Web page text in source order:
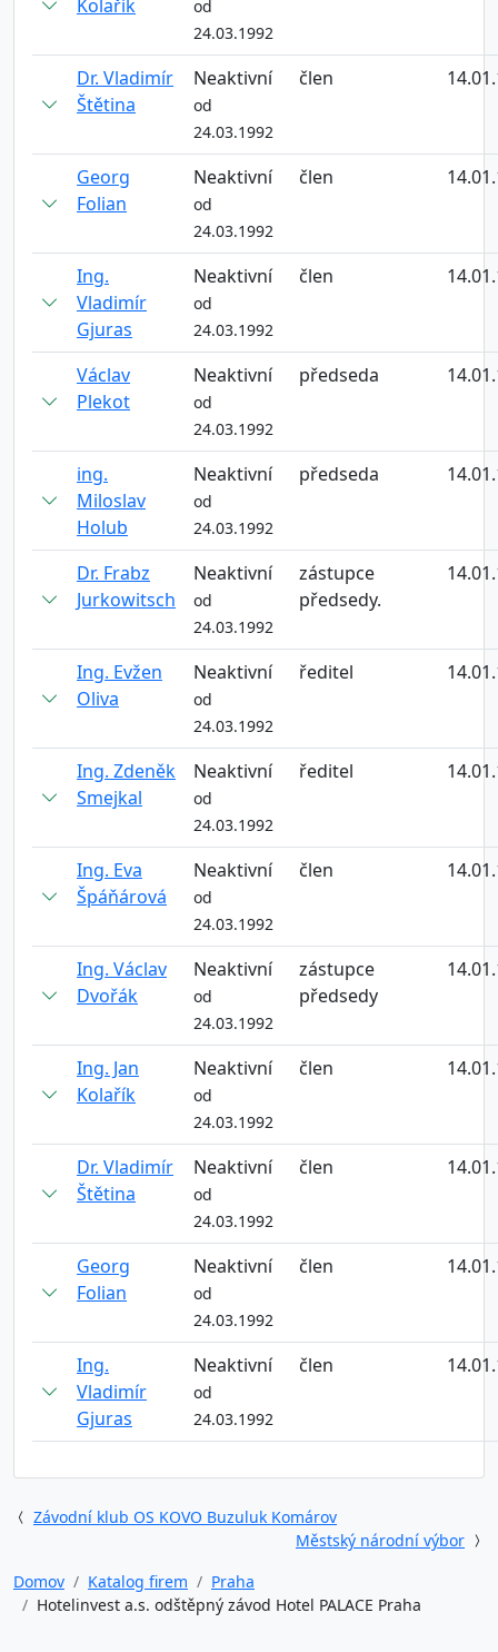
Kolařík
od
24.03.1992
Dr. Vladimír
Štětina
Neaktivní
od
24.03.1992
člen
Georg
Folian
Neaktivní
od
24.03.1992
člen
Ing.
Vladimír
Gjuras
Neaktivní
od
24.03.1992
člen
Václav
Plekot
Neaktivní
od
24.03.1992
předseda
ing.
Miloslav
Holub
Neaktivní
od
24.03.1992
předseda
Dr. Frabz
Jurkowitsch
Neaktivní
od
24.03.1992
zástupce
předsedy.
Ing. Evžen
Oliva
Neaktivní
od
24.03.1992
ředitel
Ing. Zdeněk
Smejkal
Neaktivní
od
24.03.1992
ředitel
Ing. Eva
Špáňárová
Neaktivní
od
24.03.1992
člen
Ing. Václav
Dvořák
Neaktivní
od
24.03.1992
zástupce
předsedy
Ing. Jan
Kolařík
Neaktivní
od
24.03.1992
člen
Dr. Vladimír
Štětina
Neaktivní
od
24.03.1992
člen
Georg
Folian
Neaktivní
od
24.03.1992
člen
Ing.
Vladimír
Gjuras
Neaktivní
od
24.03.1992
člen
Závodní klub OS KOVO Buzuluk Komárov
Městský národní výbor
Domov
Katalog firem
Praha
Hotelinvest a.s. odštěpný závod Hotel PALACE Praha